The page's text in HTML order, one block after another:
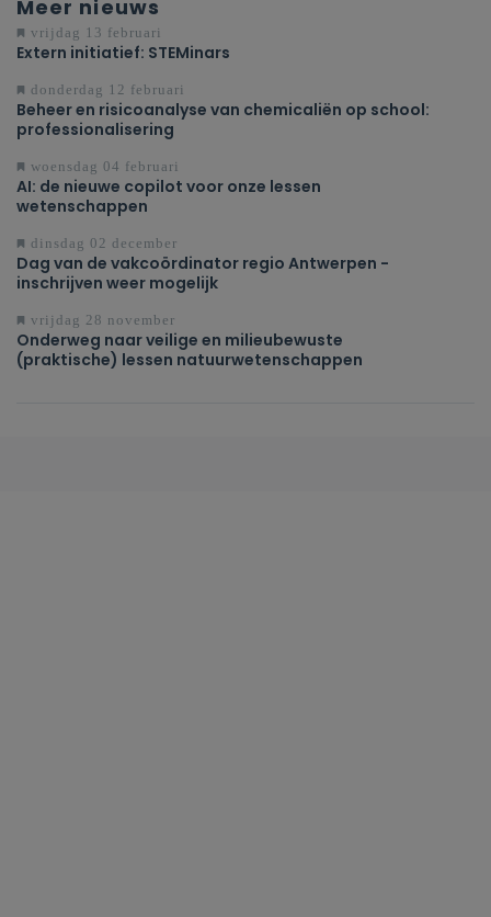
Meer nieuws
vrijdag 13 februari
Extern initiatief: STEMinars
donderdag 12 februari
Beheer en risicoanalyse van chemicaliën op school:
professionalisering
woensdag 04 februari
AI: de nieuwe copilot voor onze lessen
wetenschappen
dinsdag 02 december
Dag van de vakcoördinator regio Antwerpen -
inschrijven weer mogelijk
vrijdag 28 november
Onderweg naar veilige en milieubewuste
(praktische) lessen natuurwetenschappen